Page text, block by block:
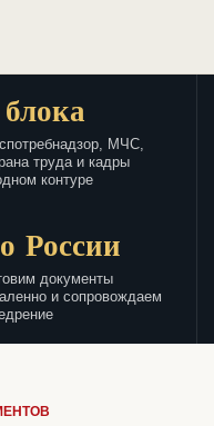
МЧС,
труда и кадры
контуре
России
документы
и сопровождаем